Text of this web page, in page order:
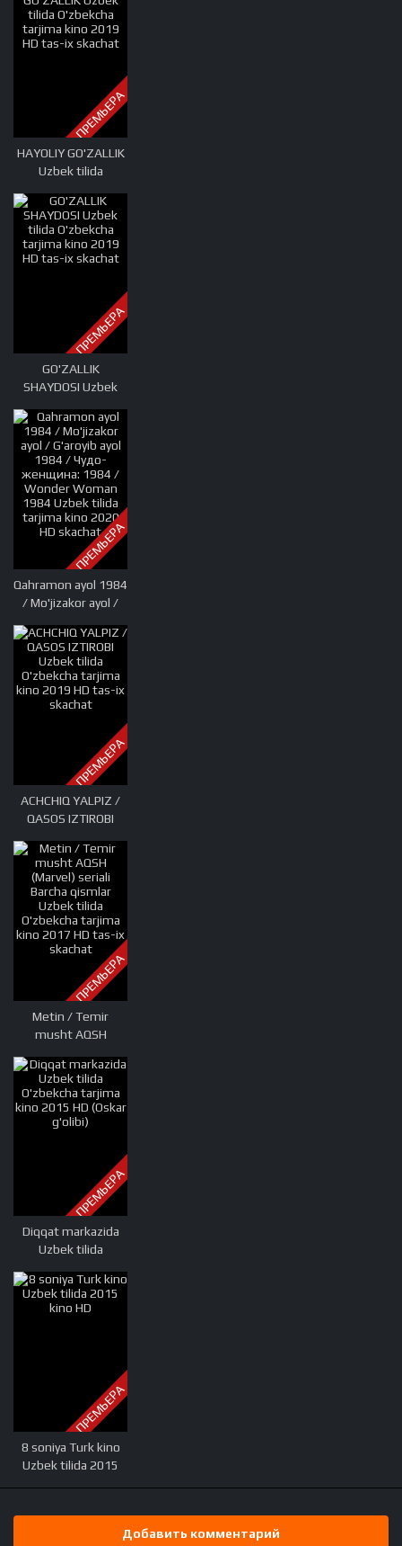
O'zbekcha tarjima
kino 2012 HD
skachat
ПРЕМЬЕРА
HAYOLIY GO'ZALLIK
Uzbek tilida
kino 2019 HD tas-ix
skachat
ПРЕМЬЕРА
GO'ZALLIK
SHAYDOSI Uzbek
tarjima kino 2019
HD tas-ix skachat
ПРЕМЬЕРА
Qahramon ayol 1984
/ Mo'jizakor ayol /
Чудо-женщина:
1984 / Wonder
Woman 1984 Uzbek
tilida tarjima kino
2020 HD skachat
ПРЕМЬЕРА
ACHCHIQ YALPIZ /
QASOS IZTIROBI
O'zbekcha tarjima
kino 2019 HD tas-ix
skachat
ПРЕМЬЕРА
Metin / Temir
musht AQSH
Barcha qismlar
Uzbek tilida
O'zbekcha tarjima
kino 2017 HD tas-ix
ПРЕМЬЕРА
Diqqat markazida
Uzbek tilida
kino 2015 HD (Oskar
g'olibi)
ПРЕМЬЕРА
8 soniya Turk kino
Uzbek tilida 2015
Добавить комментарий